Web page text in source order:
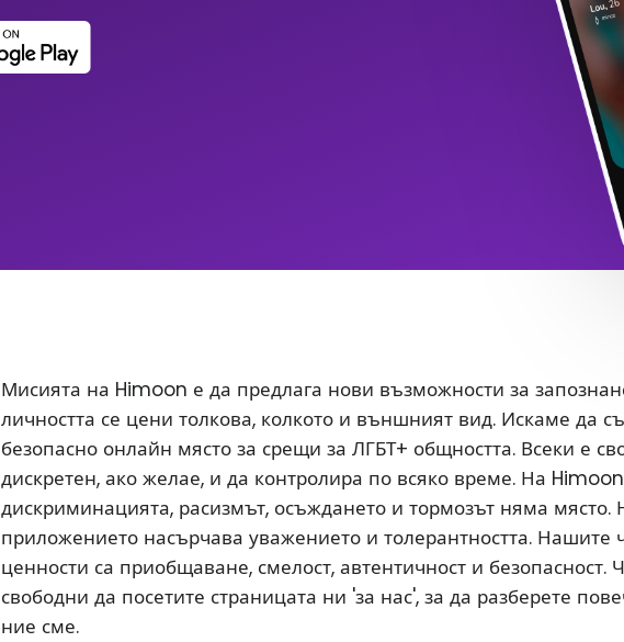
Мисията на Himoon е да предлага нови възможности за
личността се цени толкова, колкото и външният вид. Искаме да
безопасно онлайн място за срещи за ЛГБТ+ общността. Всеки е
дискретен, ако желае, и да контролира по всяко време. На Himoon
дискриминацията, расизмът, осъждането и тормозът няма място.
приложението насърчава уважението и толерантността. Нашите
ценности са приобщаване, смелост, автентичност и безопасност.
свободни да посетите страницата ни 'за нас', за да разберете
ние сме.